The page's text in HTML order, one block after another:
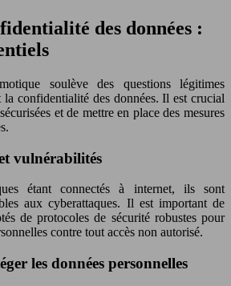
des données :
soulève des questions légitimes
la confidentialité des données. Il est crucial
et de mettre en place des mesures
vulnérabilités
étant connectés à internet, ils sont
aux cyberattaques. Il est important de
de protocoles de sécurité robustes pour
contre tout accès non autorisé.
les données personnelles